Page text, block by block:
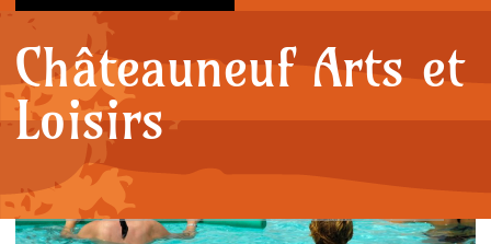
Châteauneuf Arts et
Loisirs